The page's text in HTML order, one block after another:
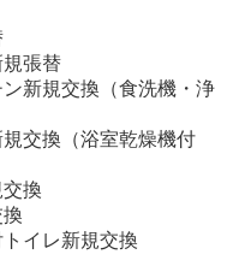
張替
新規交換（食洗機・浄
交換（浴室乾燥機付
換
イレ新規交換